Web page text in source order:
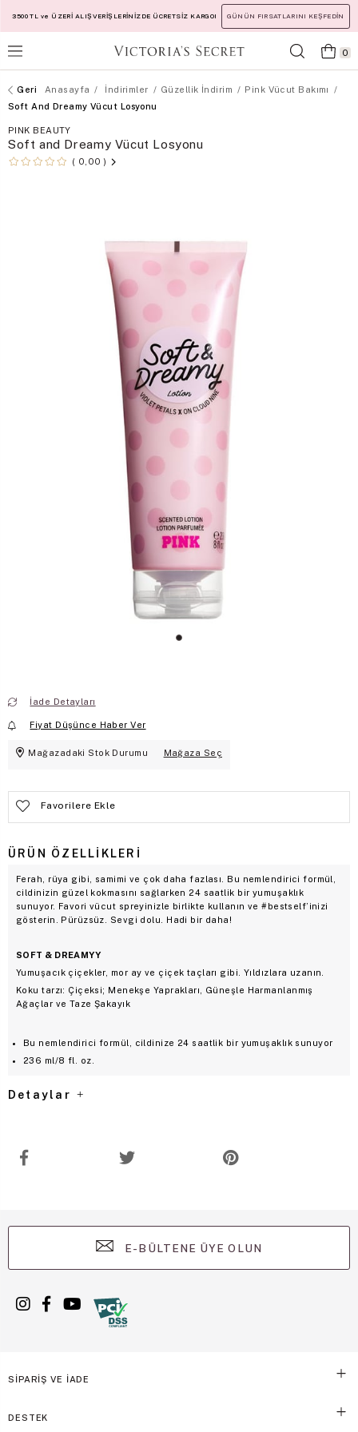
3500 TL ve ÜZERİ ALIŞVERİŞLERİNİZDE ÜCRETSİZ KARGO! GÜNÜN FIRSATLARINI KEŞFEDİN
0
Anasayfa İndirimler Güzellik İndirim
Pink Vücut Bakımı
Soft And Dreamy Vücut Losyonu
PINK BEAUTY
Soft and Dreamy Vücut Losyonu
0,00
İade Detayları
Fiyat Düşünce Haber Ver
Mağazadaki Stok Durumu Mağaza Seç
Favorilere Ekle
ÜRÜN ÖZELLIKLERI
Ferah, rüya gibi, samimi ve çok daha fazlası. Bu nemlendirici formül,
cildinizin güzel kokmasını sağlarken 24 saatlik bir yumuşaklık
sunuyor. Favori vücut spreyinizle birlikte kullanın ve #bestself’inizi
gösterin. Pürüzsüz. Sevgi dolu. Hadi bir daha!
SOFT & DREAMYY
Yumuşacık çiçekler, mor ay ve çiçek taçları gibi. Yıldızlara uzanın.
Koku tarzı: Çiçeksi; Menekşe Yaprakları, Güneşle Harmanlanmış
Ağaçlar ve Taze Şakayık
Bu nemlendirici formül, cildinize 24 saatlik bir yumuşaklık sunuyor
236 ml/8 fl. oz.
Detaylar
E-BÜLTENE ÜYE OLUN
SİPARİŞ VE İADE
DESTEK